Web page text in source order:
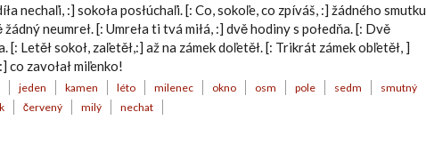
nechaľi, :] sokoła posłúchaľi. [: Co, sokoľe, co zpíváš, :] žádného smutku
neumreł. [: Umreła ti tvá miłá, :] dvě hodiny s połedňa. [: Dvě
Letěł sokoł, zaľetěł,:] až na zámek doľetěł. [: Trikrát zámek obľetěł, ]
co zavołał miľenko!
jeden kamen léto milenec okno osm pole sedm
smutný
červený milý nechat